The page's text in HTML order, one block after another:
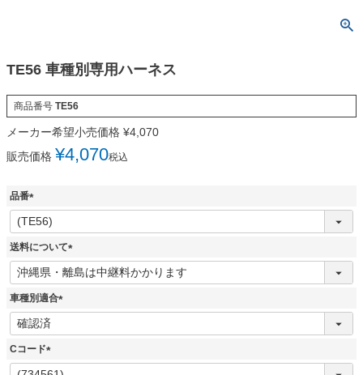
TE56 車種別専用ハーネス
商品番号 TE56
メーカー希望小売価格 ¥4,070
販売価格 ¥4,070税込
品番
(
必
須
送料について
(
必
車種別適合
(
Cコード
(